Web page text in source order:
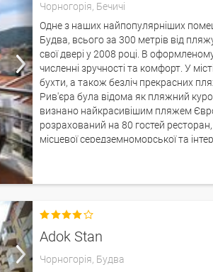
Чорногорія, Бечичі
Одне з наших найпопулярніших
Будва, всього за 300 метрів від
свої двері у 2008 році. В
численні зручності та комфорт. У
бухти, а також безліч прекрасних
Рив'єра була відома як пляжний
визнано найкрасивішим пляжем
розрахований на 80 гостей
місцевої середземноморської та

Adok Stan
Чорногорія, Будва